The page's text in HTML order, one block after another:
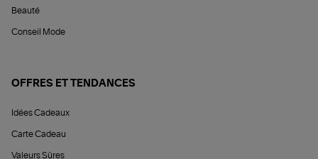
Beauté
Conseil Mode
OFFRES ET TENDANCES
Idées Cadeaux
Carte Cadeau
Valeurs Sûres